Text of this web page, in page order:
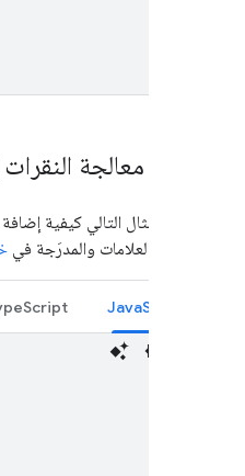
إضافة معالجة
يوضّح المثال التالي كيفية
الخاصة بالعلامات والمدرَجة في
JavaScript